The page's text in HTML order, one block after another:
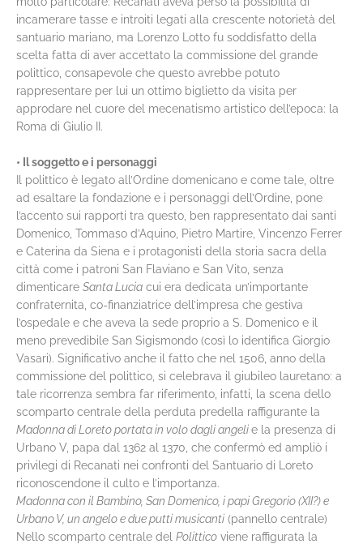
incamerare tasse e introiti legati alla crescente notorietà del
santuario mariano, ma Lorenzo Lotto fu soddisfatto della
scelta fatta di aver accettato la commissione del grande
polittico, consapevole che questo avrebbe potuto
rappresentare per lui un ottimo biglietto da visita per
approdare nel cuore del mecenatismo artistico dell’epoca: la
Roma di Giulio II.
• Il soggetto e i personaggi
Il polittico è legato all’Ordine domenicano e come tale, oltre
ad esaltare la fondazione e i personaggi dell’Ordine, pone
l’accento sui rapporti tra questo, ben rappresentato dai santi
Domenico, Tommaso d’Aquino, Pietro Martire, Vincenzo Ferrer
e Caterina da Siena e i protagonisti della storia sacra della
città come i patroni San Flaviano e San Vito, senza
dimenticare Santa Lucia cui era dedicata un’importante
confraternita, co-finanziatrice dell’impresa che gestiva
l’ospedale e che aveva la sede proprio a S. Domenico e il
meno prevedibile San Sigismondo (così lo identifica Giorgio
Vasari). Significativo anche il fatto che nel 1506, anno della
commissione del polittico, si celebrava il giubileo lauretano: a
tale ricorrenza sembra far riferimento, infatti, la scena dello
scomparto centrale della perduta predella raffigurante la
Madonna di Loreto portata in volo dagli angelie la presenza di
Urbano V, papa dal 1362 al 1370, che confermò ed ampliò i
privilegi di Recanati nei confronti del Santuario di Loreto
riconoscendone il culto e l’importanza.
Madonna con il Bambino, San Domenico, i papi Gregorio (XII?) e
Urbano V, un angelo e due putti musicanti (pannello centrale)
Nello scomparto centrale del Polittico viene raffigurata la